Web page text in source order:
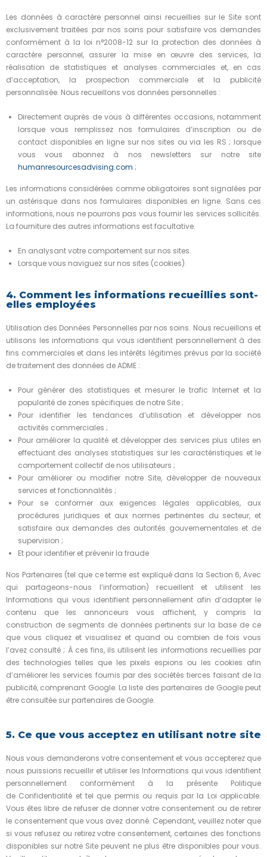
Les données à caractère personnel ainsi recueillies sur le Site sont
exclusivement traitées par nos soins pour satisfaire vos demandes
conformément à la loi n°2008-12 sur la protection des données à
caractère personnel, assurer la mise en œuvre des services, la
réalisation de statistiques et analyses commerciales et, en cas
d’acceptation, la prospection commerciale et la publicité
personnalisée. Nous recueillons vos données personnelles :
Directement auprès de vous à différentes occasions, notamment
lorsque vous remplissez nos formulaires d’inscription ou de
contact disponibles en ligne sur nos sites ou via les RS ; lorsque
vous vous abonnez à nos newsletters sur notre site
humanresourcesadvising.com ;
Les informations considérées comme obligatoires sont signalées par
un astérisque dans nos formulaires disponibles en ligne. Sans ces
informations, nous ne pourrons pas vous fournir les services sollicités.
La fourniture des autres informations est facultative.
En analysant votre comportement sur nos sites.
Lorsque vous naviguez sur nos sites (cookies).
4. Comment les informations recueillies sont-
elles employées
Utilisation des Données Personnelles par nos soins. Nous recueillons et
utilisons les informations qui vous identifient personnellement à des
fins commerciales et dans les intérêts légitimes prévus par la société
de traitement des données de ADME :
Pour générer des statistiques et mesurer le trafic Internet et la
popularité de zones spécifiques de notre Site ;
Pour identifier les tendances d’utilisation et développer nos
activités commerciales ;
Pour améliorer la qualité et développer des services plus utiles en
effectuant des analyses statistiques sur les caractéristiques et le
comportement collectif de nos utilisateurs ;
Pour améliorer ou modifier notre Site, développer de nouveaux
services et fonctionnalités ;
Pour se conformer aux exigences légales applicables, aux
procédures juridiques et aux normes pertinentes du secteur, et
satisfaire aux demandes des autorités gouvernementales et de
supervision ;
Et pour identifier et prévenir la fraude
Nos Partenaires (tel que ce terme est expliqué dans la Section 6, Avec
qui partageons-nous l’information) recueillent et utilisent les
Informations qui vous identifient personnellement afin d’adapter le
contenu que les annonceurs vous affichent, y compris la
construction de segments de données pertinents sur la base de ce
que vous cliquez et visualisez et quand ou combien de fois vous
l’avez consulté ; À ces fins, ils utilisent les informations recueillies par
des technologies telles que les pixels espions ou les cookies afin
d’améliorer les services fournis par des sociétés tierces faisant de la
publicité, comprenant Google. La liste des partenaires de Google peut
être consultée sur partenaires de Google.
5. Ce que vous acceptez en utilisant notre site
Nous vous demanderons votre consentement et vous accepterez que
nous puissions recueillir et utiliser les Informations qui vous identifient
personnellement conformément à la présente Politique
de Confidentialité et tel que permis ou requis par la Loi applicable.
Vous êtes libre de refuser de donner votre consentement ou de retirer
le consentement que vous avez donné. Cependant, veuillez noter que
si vous refusez ou retirez votre consentement, certaines des fonctions
disponibles sur notre Site peuvent ne plus être disponibles pour vous.